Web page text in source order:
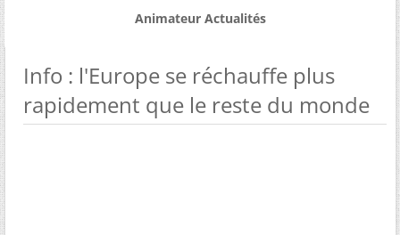
Animateur Actualités
Info : l'Europe se réchauffe plus
rapidement que le reste du monde